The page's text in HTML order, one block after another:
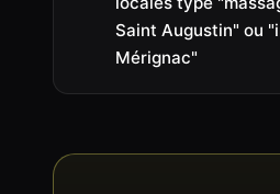
Saint Augustin" ou
Mérignac"